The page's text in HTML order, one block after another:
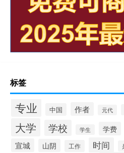
标签
专业 中国 作者 元代
大学 学校 学生 学费
宣城 山阴 工作 时间